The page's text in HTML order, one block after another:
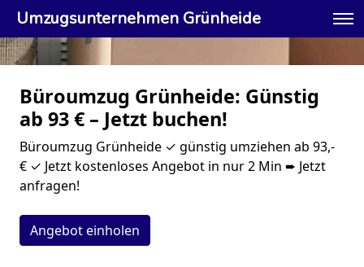
Umzugsunternehmen Grünheide
Büroumzug Grünheide: Günstig
ab 93 € – Jetzt buchen!
Büroumzug Grünheide ✓ günstig umziehen ab 93,-
€ ✓ Jetzt kostenloses Angebot in nur 2 Min ➨ Jetzt
anfragen!
Angebot einholen